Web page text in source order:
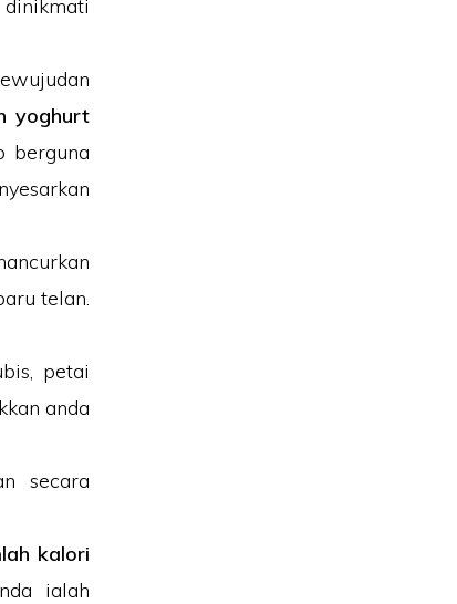
yoghurt
berguna
telan.
petai
anda
secara
kalori
ialah